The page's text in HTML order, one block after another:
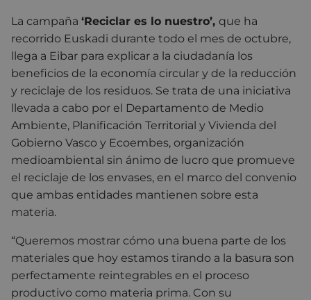
La campaña ‘Reciclar es lo nuestro’, que ha
recorrido Euskadi durante todo el mes de octubre,
llega a Eibar para explicar a la ciudadanía los
beneficios de la economía circular y de la reducción
y reciclaje de los residuos. Se trata de una iniciativa
llevada a cabo por el Departamento de Medio
Ambiente, Planificación Territorial y Vivienda del
Gobierno Vasco y Ecoembes, organización
medioambiental sin ánimo de lucro que promueve
el reciclaje de los envases, en el marco del convenio
que ambas entidades mantienen sobre esta
materia.
“Queremos mostrar cómo una buena parte de los
materiales que hoy estamos tirando a la basura son
perfectamente reintegrables en el proceso
productivo como materia prima. Con su